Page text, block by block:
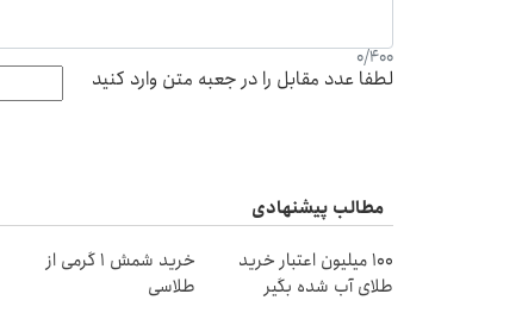
0/400
لطفا عدد مقابل را در جعبه متن وارد کنید
مطالب پیشنهادی
100 میلیون اعتبار خرید
طلای آب شده بگیر
خرید شمش 1 گرمی از
طلاسی